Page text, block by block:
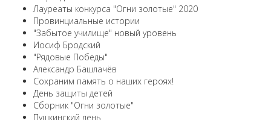
Лауреаты конкурса "Огни золотые" 2020
Провинциальные истории
"Забытое училище" новый уровень
Иосиф Бродский
"Рядовые Победы"
Александр Башлачёв
Сохраним память о наших героях!
День защиты детей
Сборник "Огни золотые"
Пушкинский день